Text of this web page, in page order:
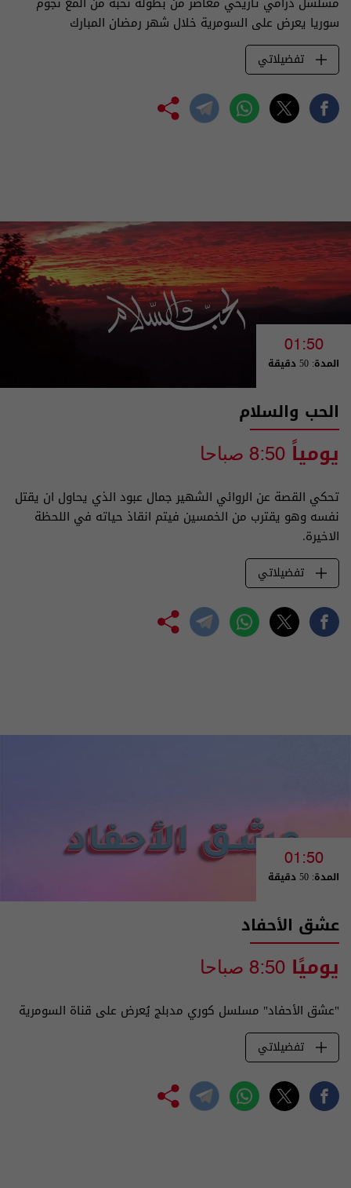
سوريا يعرض على السومرية خلال شهر رمضان المبارك
تفضيلاتي
01:50
المدة: 50 دقيقة
الحب والسلام
يومياً 8:50 صباحا
تحكي القصة عن الروائي الشهير جمال عبود الذي يحاول ان يقتل
نفسه وهو يقترب من الخمسين فيتم انقاذ حياته في اللحظة
الاخيرة.
تفضيلاتي
01:50
المدة: 50 دقيقة
عشق الأحفاد
يوميًا 8:50 صباحا
"عشق الأحفاد" مسلسل كوري مدبلج يُعرض على قناة السومرية
تفضيلاتي